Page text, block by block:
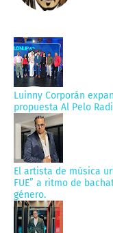
Luinny Corporán
propuesta Al Pelo
El artista de música
FUE” a ritmo de
género.